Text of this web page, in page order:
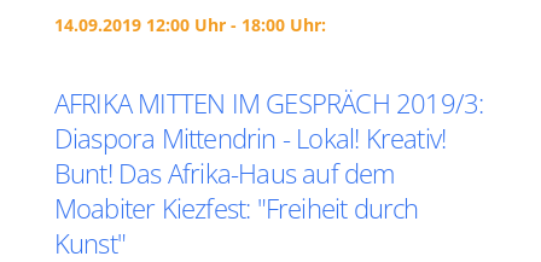
14.09.2019 12:00 Uhr - 18:00 Uhr:
AFRIKA MITTEN IM GESPRÄCH 2019/3:
Diaspora Mittendrin - Lokal! Kreativ!
Bunt! Das Afrika-Haus auf dem
Moabiter Kiezfest: "Freiheit durch
Kunst"